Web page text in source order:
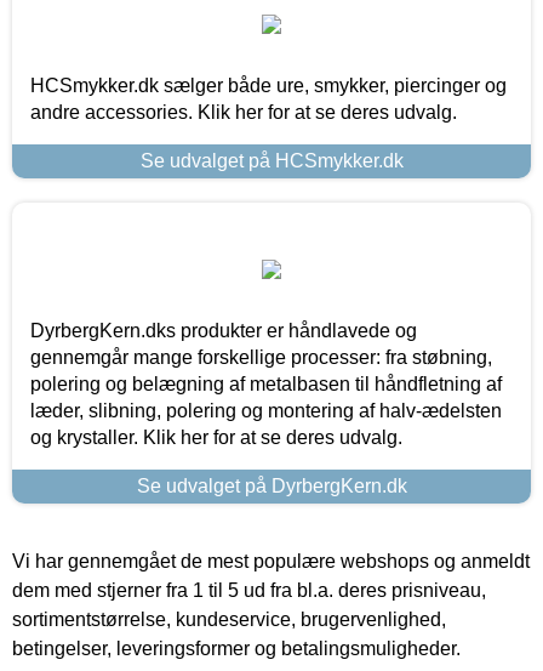
HCSmykker.dk sælger både ure, smykker, piercinger og
andre accessories. Klik her for at se deres udvalg.
Se udvalget på HCSmykker.dk
DyrbergKern.dks produkter er håndlavede og
gennemgår mange forskellige processer: fra støbning,
polering og belægning af metalbasen til håndfletning af
læder, slibning, polering og montering af halv-ædelsten
og krystaller. Klik her for at se deres udvalg.
Se udvalget på DyrbergKern.dk
Vi har gennemgået de mest populære webshops og anmeldt
dem med stjerner fra 1 til 5 ud fra bl.a. deres prisniveau,
sortimentstørrelse, kundeservice, brugervenlighed,
betingelser, leveringsformer og betalingsmuligheder.